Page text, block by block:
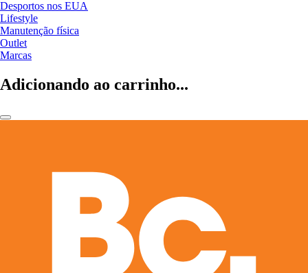
Desportos nos EUA
Lifestyle
Manutenção física
Outlet
Marcas
Adicionando ao carrinho...